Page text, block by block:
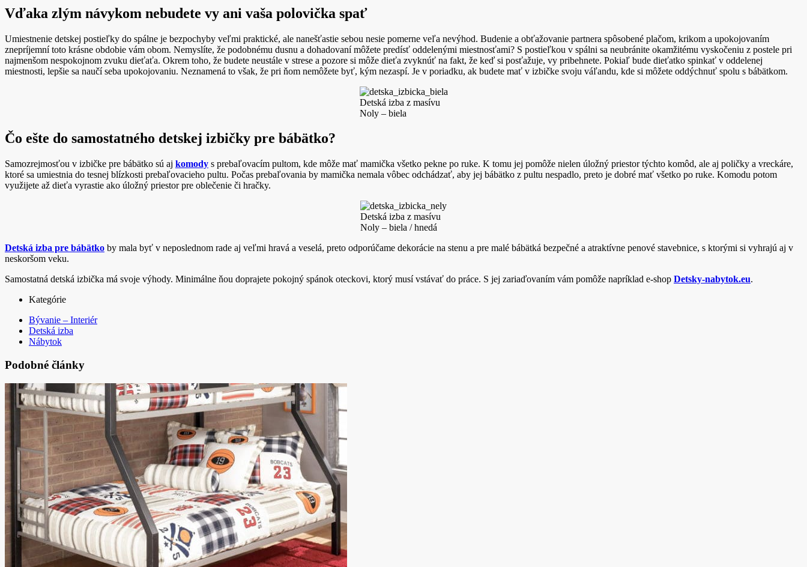
Vďaka zlým návykom nebudete vy ani vaša polovička spať
Umiestnenie detskej postieľky do spálne je bezpochyby veľmi praktické, ale nanešťastie sebou nesie pomerne veľa nevýhod. Budenie a obťažovanie partnera spôsobené plačom, krikom a upokojovaním
znepríjemní toto krásne obdobie vám obom. Nemyslíte, že podobnému dusnu a dohadovaní môžete predísť oddelenými miestnosťami? S postieľkou v spálni sa neubránite okamžitému vyskočeniu z postele pri
najmenšom nespokojnom zvuku dieťaťa. Okrem toho, že budete neustále v strese a pozore si môže dieťa zvyknúť na fakt, že keď si posťažuje, vy pribehnete. Pokiaľ bude dieťatko spinkať v oddelenej
miestnosti, lepšie sa naučí seba upokojovaniu. Neznamená to však, že pri ňom nemôžete byť, kým nezaspí. Je v poriadku, ak budete mať v izbičke svoju váľandu, kde si môžete oddýchnuť spolu s bábätkom.
Detská izba z masívu
Noly – biela
Čo ešte do samostatného detskej izbičky pre bábätko?
Samozrejmosťou v izbičke pre bábätko sú aj komody s prebaľovacím pultom, kde môže mať mamička všetko pekne po ruke. K tomu jej pomôže nielen úložný priestor týchto komôd, ale aj poličky a vreckáre,
ktoré sa umiestnia do tesnej blízkosti prebaľovacieho pultu. Počas prebaľovania by mamička nemala vôbec odchádzať, aby jej bábätko z pultu nespadlo, preto je dobré mať všetko po ruke. Komodu potom
využijete až dieťa vyrastie ako úložný priestor pre oblečenie či hračky.
Detská izba z masívu
Noly – biela / hnedá
Detská izba pre bábätko by mala byť v neposlednom rade aj veľmi hravá a veselá, preto odporúčame dekorácie na stenu a pre malé bábätká bezpečné a atraktívne penové stavebnice, s ktorými si vyhrajú aj v
neskoršom veku.
Samostatná detská izbička má svoje výhody. Minimálne ňou doprajete pokojný spánok oteckovi, ktorý musí vstávať do práce. S jej zariaďovaním vám pomôže napríklad e-shop Detsky-nabytok.eu.
Kategórie
Bývanie – Interiér
Detská izba
Nábytok
Podobné články